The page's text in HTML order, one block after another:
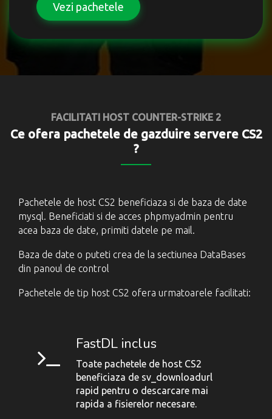
Vezi pachetele
FACILITATI HOST COUNTER-STRIKE 2
Ce ofera pachetele de gazduire servere CS2
?
Pachetele de host CS2 beneficiaza si de baza de date
mysql. Beneficiati si de acces phpmyadmin pentru
acea baza de date, primiti datele pe mail.
Baza de date o puteti crea de la sectiunea DataBases
din panoul de control
Pachetele de tip host CS2 ofera urmatoarele facilitati:
FastDL inclus
Toate pachetele de host CS2
beneficiaza de sv_downloadurl
rapid pentru o descarcare mai
rapida a fisierelor necesare.